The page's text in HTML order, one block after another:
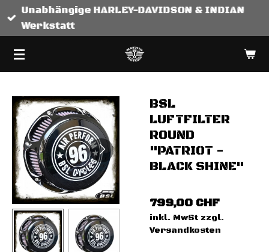
Zum
Hauptinhalt
Unabhängige HARLEY-DAVIDSON & INDIAN
Werkstatt
BSL
LUFTFILTER
ROUND
"PATRIOT -
BLACK SHINE"
799,00 CHF
inkl. MwSt zzgl.
Versandkosten